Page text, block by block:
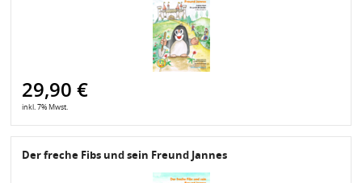
29,90 €
inkl. 7% Mwst.
Der freche Fibs und sein Freund Jannes